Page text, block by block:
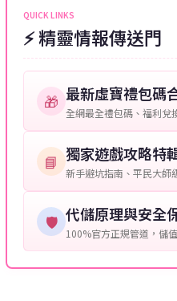
購買截圖：所購買商品的
提供這些信息能幫助我們
QUICK LINKS
⚡ 精靈情報傳送門
🎁 最新虛寶禮包碼
全網最全禮包碼、福利兌
📘 獨家遊戲攻略特
新手避坑指南、平民大師
🛡️ 代儲原理與安全
100%官方正規管道，儲